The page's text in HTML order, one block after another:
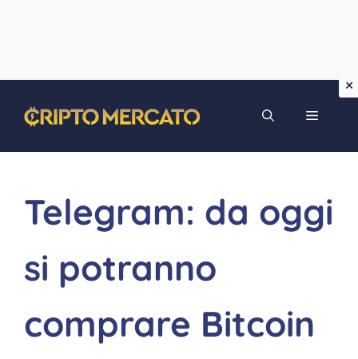
contenuto
MENU
Telegram: da oggi
si potranno
comprare Bitcoin